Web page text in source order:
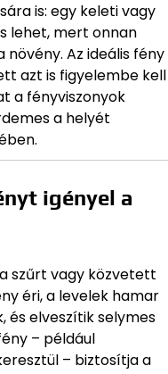
is: egy keleti vagy
lehet, mert onnan
Az ideális fény
azt is figyelembe kell
a fényviszonyok
a helyét
igényel a
szűrt vagy közvetett
éri, a levelek hamar
és elveszítik selymes
– például
– biztosítja a